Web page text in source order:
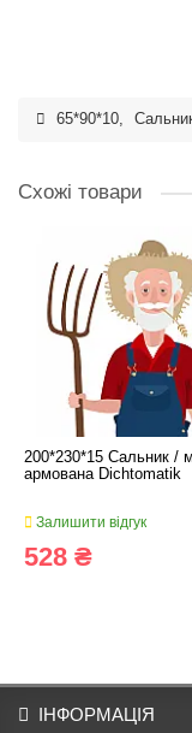
65*90*10,
Схожі товари
200*230*15 Сальник /
армована Dichtomatik
Залишити відгук
528 ₴
ІНФОРМАЦІЯ